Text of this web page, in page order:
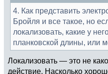
4. Как представить
Бройля и все такое, но
локализовать, какие у
планковской длины, или
Локализовать — это не
действие. Насколько